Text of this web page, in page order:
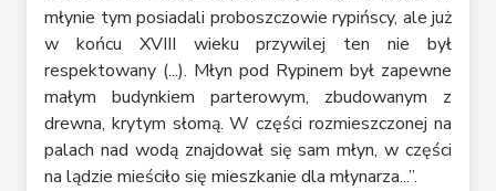
młynie tym posiadali proboszczowie rypińscy, ale już
w końcu XVIII wieku przywilej ten nie był
respektowany (...). Młyn pod Rypinem był zapewne
małym budynkiem parterowym, zbudowanym z
drewna, krytym słomą. W części rozmieszczonej na
palach nad wodą znajdował się sam młyn, w części
na lądzie mieściło się mieszkanie dla młynarza...”.